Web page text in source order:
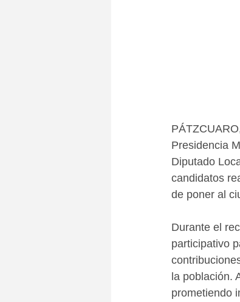
Presidencia
Diputado
candidatos
de poner al
Durante el
participativo
la población.
prometiendo